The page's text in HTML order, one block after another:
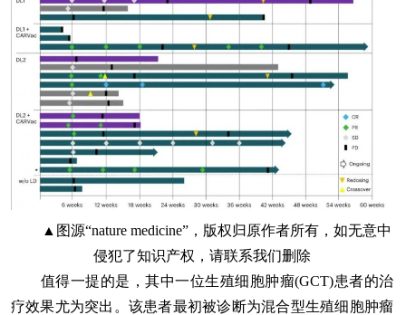
▲图源“nature medicine”，版权归原作者所有，如无意中
侵犯了知识产权，请联系我们删除
值得一提的是，其中一位生殖细胞肿瘤(GCT)患者的治
疗效果尤为突出。该患者最初被诊断为混合型生殖细胞肿瘤